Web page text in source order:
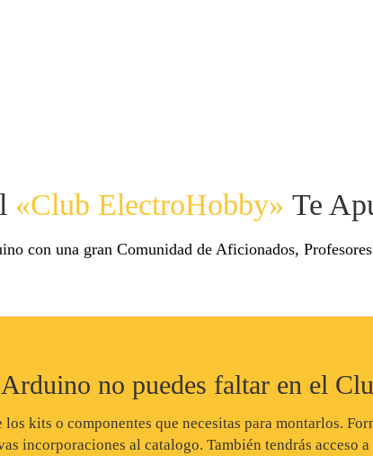
«Club ElectroHobby» Te
con una gran Comunidad de Aficionados,
no puedes faltar en el
kits o componentes que necesitas para montarlos.
incorporaciones al catalogo. También tendrás acceso